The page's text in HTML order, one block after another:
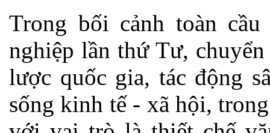
Trong bối cảnh toàn
nghiệp lần thứ Tư,
lược quốc gia, tác động
sống kinh tế - xã hội,